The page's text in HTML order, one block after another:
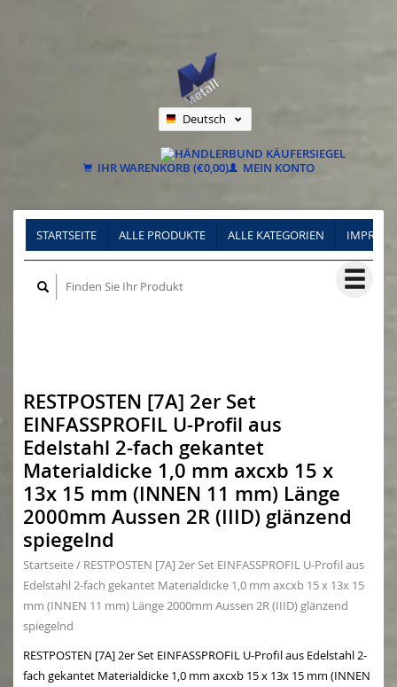
Deutsch
Français
IHR WARENKORB (€0,00) MEIN KONTO
STARTSEITE ALLE PRODUKTE ALLE KATEGORIEN
RESTPOSTEN [7A] 2er Set
EINFASSPROFIL U-Profil aus
Edelstahl 2-fach gekantet
Materialdicke 1,0 mm axcxb 15 x
13x 15 mm (INNEN 11 mm) Länge
2000mm Aussen 2R (IIID) glänzend
spiegelnd
Startseite/ RESTPOSTEN [7A] 2er Set EINFASSPROFIL U-Profil aus
Edelstahl 2-fach gekantet Materialdicke 1,0 mm axcxb 15 x 13x 15
mm (INNEN 11 mm) Länge 2000mm Aussen 2R (IIID) glänzend
spiegelnd
RESTPOSTEN [7A] 2er Set EINFASSPROFIL U-Profil aus Edelstahl 2-
fach gekantet Materialdicke 1,0 mm axcxb 15 x 13x 15 mm (INNEN